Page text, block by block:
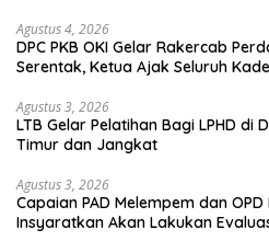
Agustus 4, 2026
DPC PKB OKI Gelar Rakercab
Serentak, Ketua Ajak Seluruh
Agustus 3, 2026
LTB Gelar Pelatihan Bagi LPHD di
Timur dan Jangkat
Agustus 3, 2026
Capaian PAD Melempem dan
Insyaratkan Akan Lakukan